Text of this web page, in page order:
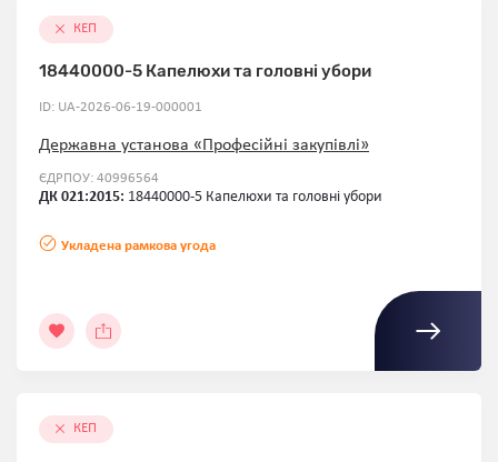
КЕП
18440000-5 Капелюхи та головні убори
ID: UA-2026-06-19-000001
Державна установа «Професійні закупівлі»
ЄДРПОУ: 40996564
ДК 021:2015: 18440000-5 Капелюхи та головні убори
Укладена рамкова угода
КЕП